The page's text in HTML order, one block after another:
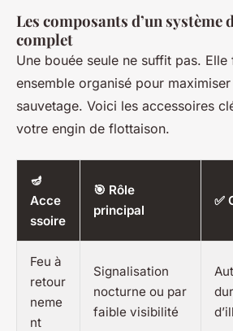
Les composants d’un système
complet
Une bouée seule ne suffit pas. Elle
ensemble organisé pour
sauvetage. Voici les accessoires
votre engin de flottaison.
🪔
Acce
ssoire
🎯 Rôle
principal
✅
Feu à
retour
neme
nt
Signalisation
nocturne ou par
faible visibilité